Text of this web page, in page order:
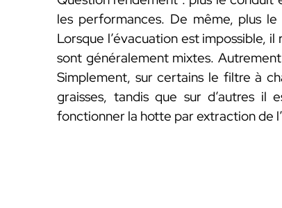
les performances. De même, plus
Lorsque l’évacuation est impossible,
sont généralement mixtes.
Simplement, sur certains le filtre à
graisses, tandis que sur d’autres
fonctionner la hotte par extraction de